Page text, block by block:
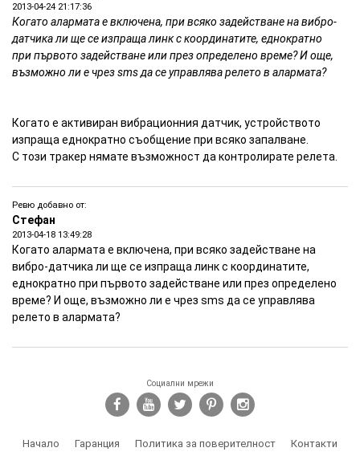
2013-04-24 21:17:36
Когато алармата е включена, при всяко задействане на вибро-
датчика ли ще се изпраща линк с координатите, еднократно
при първото задействане или през определено време? И още,
възможно ли е чрез sms да се управлява релето в алармата?
Когато е активиран вибрационния датчик, устройството
изпраща еднократно съобщение при всяко запалване.
С този тракер нямате възможност да контролирате релета.
Ревю добавно от:
Стефан
2013-04-18 13:49:28
Когато алармата е включена, при всяко задействане на
вибро-датчика ли ще се изпраща линк с координатите,
еднократно при първото задействане или през определено
време? И още, възможно ли е чрез sms да се управлява
релето в алармата?
Социални мрежи
Начало Гаранция Политика за поверителност Контакти